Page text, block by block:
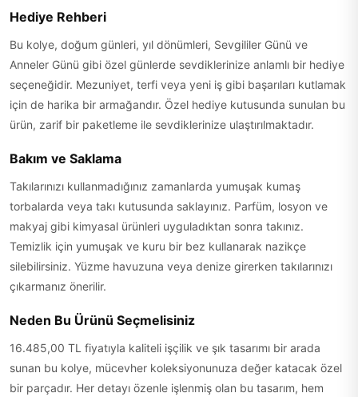
Hediye Rehberi
Bu kolye, doğum günleri, yıl dönümleri, Sevgililer Günü ve
Anneler Günü gibi özel günlerde sevdiklerinize anlamlı bir hediye
seçeneğidir. Mezuniyet, terfi veya yeni iş gibi başarıları kutlamak
için de harika bir armağandır. Özel hediye kutusunda sunulan bu
ürün, zarif bir paketleme ile sevdiklerinize ulaştırılmaktadır.
Bakım ve Saklama
Takılarınızı kullanmadığınız zamanlarda yumuşak kumaş
torbalarda veya takı kutusunda saklayınız. Parfüm, losyon ve
makyaj gibi kimyasal ürünleri uyguladıktan sonra takınız.
Temizlik için yumuşak ve kuru bir bez kullanarak nazikçe
silebilirsiniz. Yüzme havuzuna veya denize girerken takılarınızı
çıkarmanız önerilir.
Neden Bu Ürünü Seçmelisiniz
16.485,00 TL fiyatıyla kaliteli işçilik ve şık tasarımı bir arada
sunan bu kolye, mücevher koleksiyonunuza değer katacak özel
bir parçadır. Her detayı özenle işlenmiş olan bu tasarım, hem